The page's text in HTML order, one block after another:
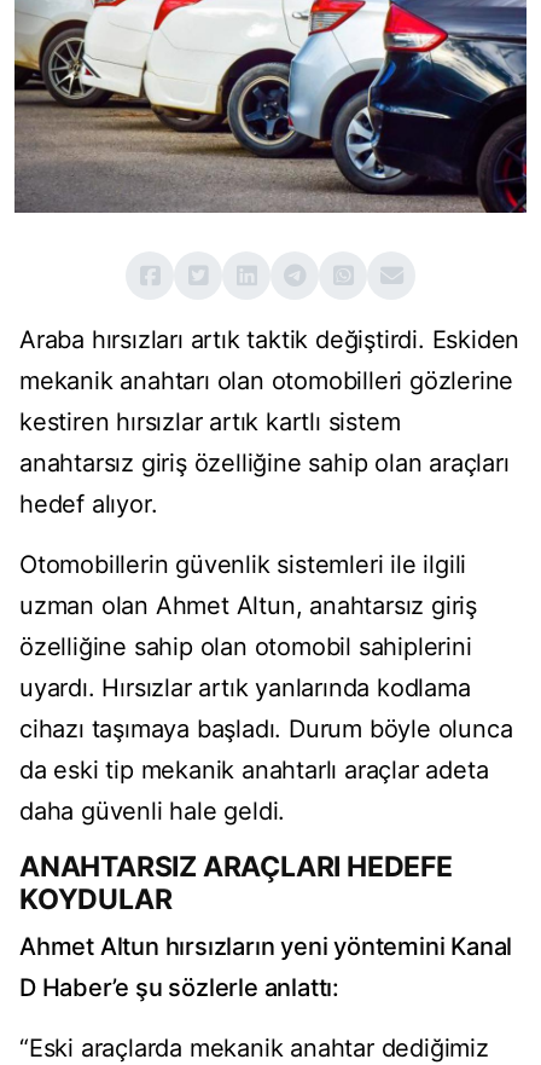
Araba hırsızları artık taktik değiştirdi. Eskiden
mekanik anahtarı olan otomobilleri gözlerine
kestiren hırsızlar artık kartlı sistem
anahtarsız giriş özelliğine sahip olan araçları
hedef alıyor.
Otomobillerin güvenlik sistemleri ile ilgili
uzman olan Ahmet Altun, anahtarsız giriş
özelliğine sahip olan otomobil sahiplerini
uyardı. Hırsızlar artık yanlarında kodlama
cihazı taşımaya başladı. Durum böyle olunca
da eski tip mekanik anahtarlı araçlar adeta
daha güvenli hale geldi.
ANAHTARSIZ ARAÇLARI HEDEFE
KOYDULAR
Ahmet Altun hırsızların yeni yöntemini Kanal
D Haber’e şu sözlerle anlattı:
“Eski araçlarda mekanik anahtar dediğimiz